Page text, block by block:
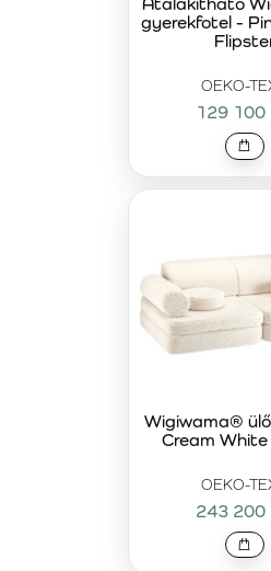
OEKO-
gyerekfotel -
129 100
OEKO-
Wigiwama®
Cream
243 200